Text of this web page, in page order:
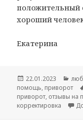
положительный
хороший
Екатерина
Опубликовано
22.01.2023
помощь, приворот
приворот, отзывы на
корректировка